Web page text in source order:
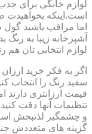
لوازم خانگی برای
است.اینکه بخواهیدت
اما مراقب باشید گول
آشپزخانه زیبا به
لوازم انتخابی تان هم
اگر به فکر خرید
قیمت ارزانتری دارند
تنظیمات آنها دقت
و چشمگیر لذتبخش
گزینه های متعددش